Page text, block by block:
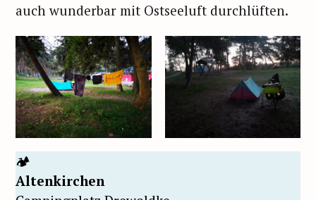
auch wunderbar mit Ostseeluft durchlüften.
🏕
Altenkirchen